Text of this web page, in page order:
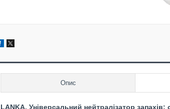
Опис
LANKA, Універсальний нейтралізатор